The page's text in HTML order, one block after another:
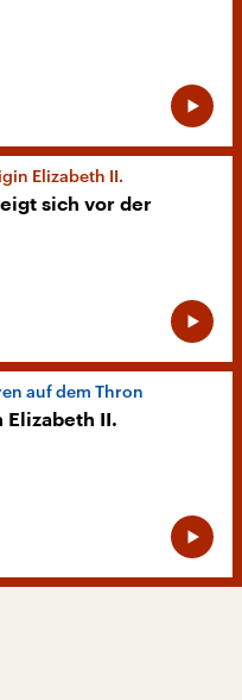
Elizabeth II.
sich vor der
auf dem Thron
Elizabeth II.